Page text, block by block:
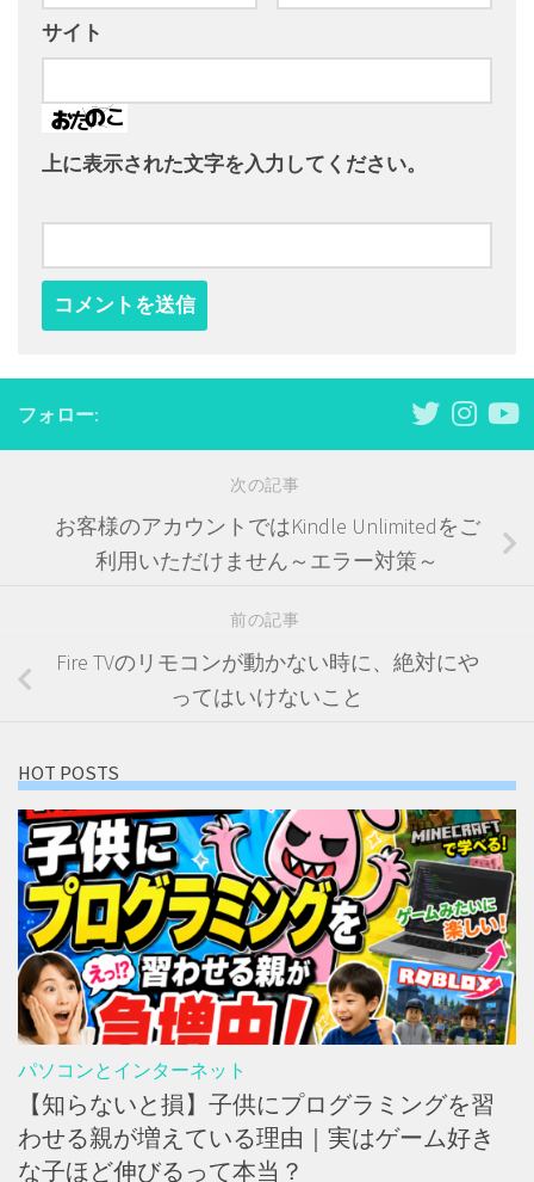
サイト
上に表示された文字を入力してください。
フォロー:
次の記事
お客様のアカウントではKindle Unlimitedをご
利用いただけません～エラー対策～
前の記事
Fire TVのリモコンが動かない時に、絶対にや
ってはいけないこと
HOT POSTS
パソコンとインターネット
【知らないと損】子供にプログラミングを習
わせる親が増えている理由｜実はゲーム好き
な子ほど伸びるって本当？